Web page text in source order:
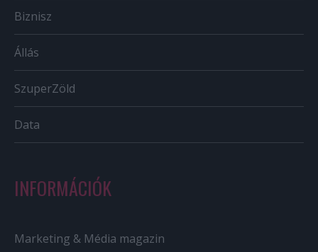
Biznisz
Állás
SzuperZöld
Data
INFORMÁCIÓK
Marketing & Média magazin